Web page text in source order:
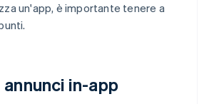
un'app, è importante tenere a
in-app